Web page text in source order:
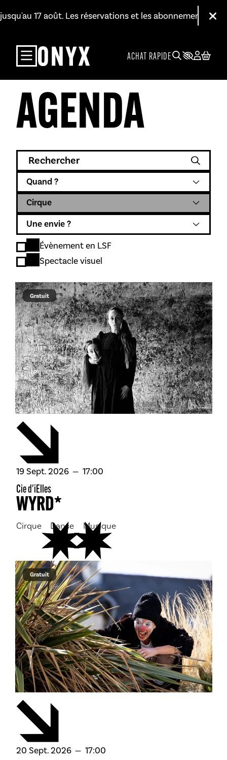
17 août. Les réservations et les abonnements restent
ACHAT RAPIDE
AGENDA
Rechercher
Les périodes
Catégories
Envies
Accessibilité
Évènement en LSF
Spectacle visuel
Cie d'iElles
WYRD*
Cirque Danse Musique
19 septembre
Sept. 2026 17:00
Gratuit
20 septembre
Sept. 2026 17:00
Gratuit